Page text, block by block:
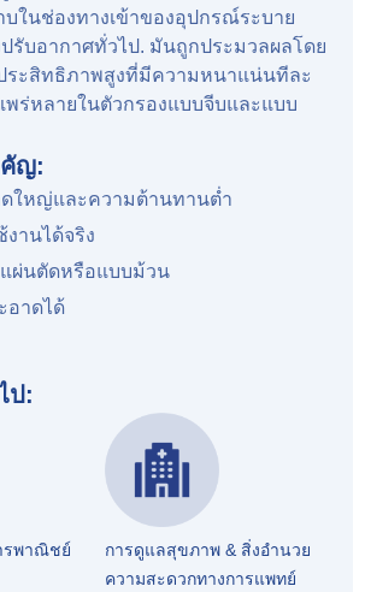
บในช่องทางเข้าของอุปกรณ์ระบาย
รับอากาศทั่วไป. มันถูกประมวลผลโดย
ประสิทธิภาพสูงที่มีความหนาแน่นทีละ
พร่หลายในตัวกรองแบบจีบและแบบ
ญ:
ใหญ่และความต้านทานต่ำ
านได้จริง
ผ่นตัดหรือแบบม้วน
อาดได้
ป:
รพาณิชย์
การดูแลสุขภาพ & สิ่งอำนวย
ความสะดวกทางการแพทย์